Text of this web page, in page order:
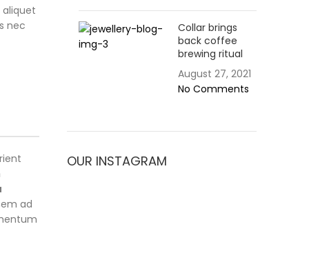
nec
ad
Collar brings
back coffee
brewing ritual
August 27, 2021
No Comments
OUR INSTAGRAM